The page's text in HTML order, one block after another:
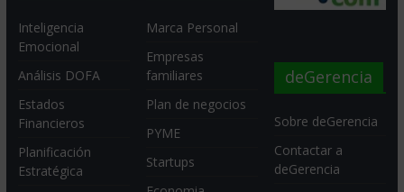
Inteligencia
Emocional
Análisis DOFA
Estados
Financieros
Planificación
Estratégica
Marca Personal
Empresas
familiares
Plan de negocios
PYME
Startups
deGerencia
Sobre deGerencia
Contactar a
deGerencia